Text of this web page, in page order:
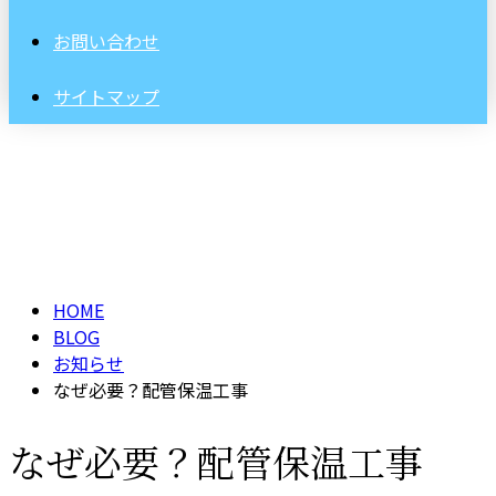
お問い合わせ
サイトマップ
HOME
BLOG
お知らせ
なぜ必要？配管保温工事
なぜ必要？配管保温工事